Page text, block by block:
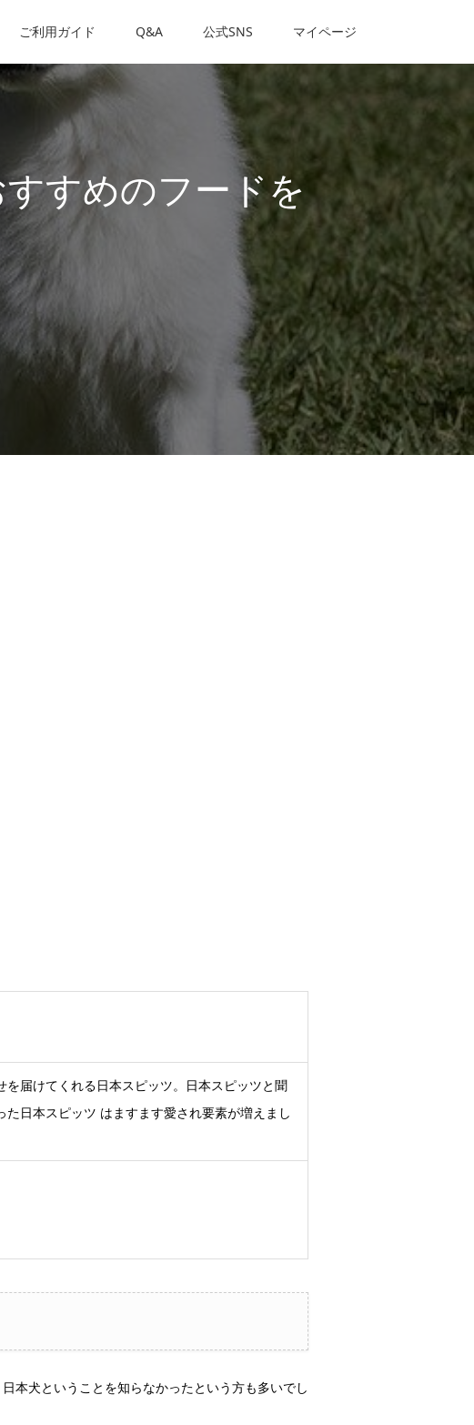
ご利用ガイド Q&A 公式SNS マイページ
すめのフードを
届けてくれる日本スピッツ。日本スピッツと聞
日本スピッツ はますます愛され要素が増えまし
本犬ということを知らなかったという方も多いでし